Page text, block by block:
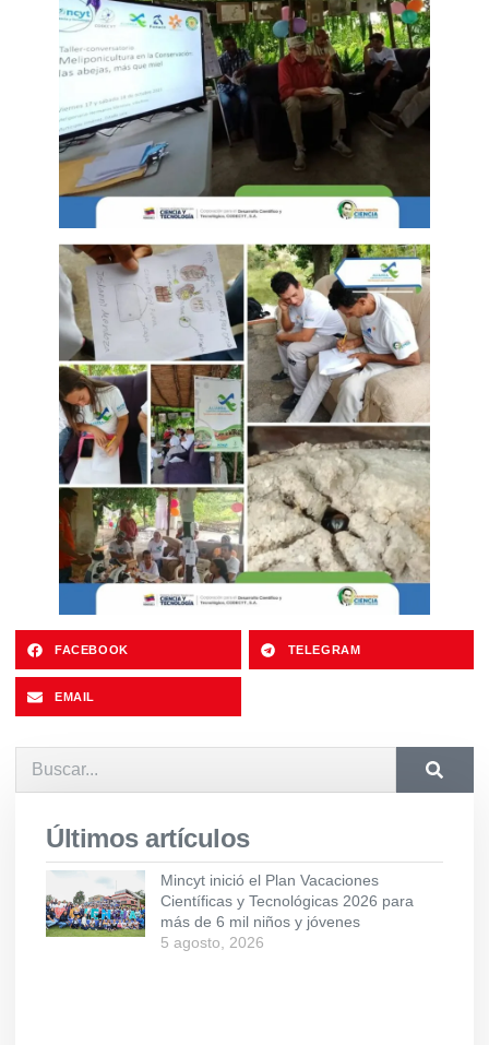
FACEBOOK TELEGRAM
EMAIL
Últimos artículos
Mincyt inició el Plan Vacaciones
Científicas y Tecnológicas 2026 para
más de 6 mil niños y jóvenes
5 agosto, 2026